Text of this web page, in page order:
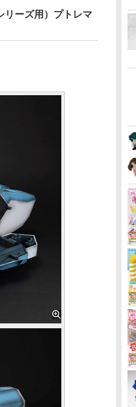
リーズ用）プトレマ